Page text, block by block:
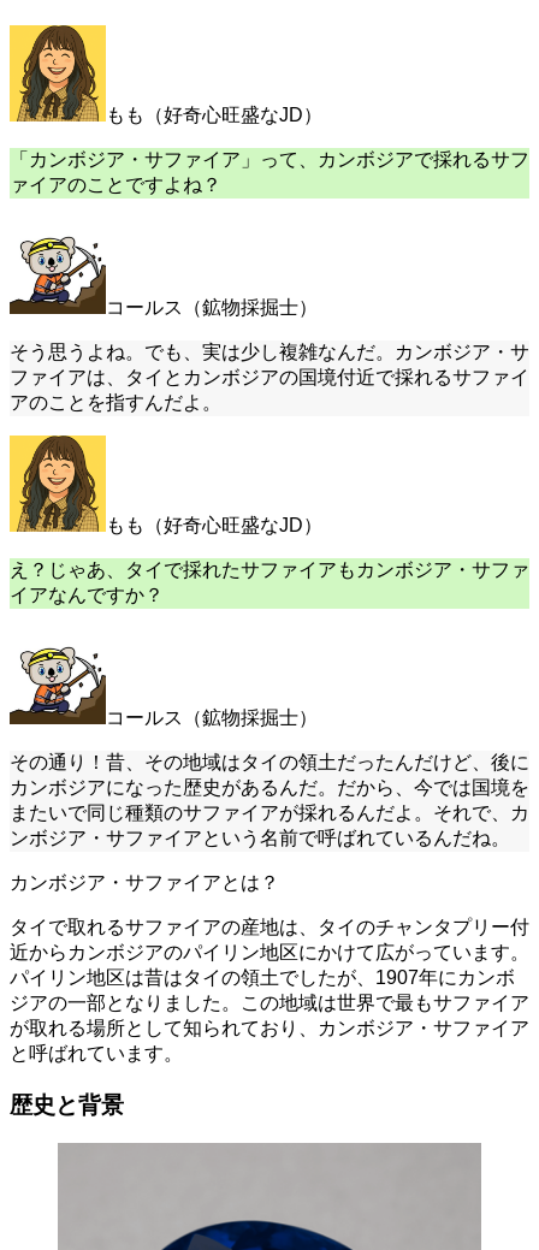
もも（好奇心旺盛なJD）
「カンボジア・サファイア」って、カンボジアで採れるサフ
ァイアのことですよね？
コールス（鉱物採掘士）
そう思うよね。でも、実は少し複雑なんだ。カンボジア・サ
ファイアは、タイとカンボジアの国境付近で採れるサファイ
アのことを指すんだよ。
もも（好奇心旺盛なJD）
え？じゃあ、タイで採れたサファイアもカンボジア・サファ
イアなんですか？
コールス（鉱物採掘士）
その通り！昔、その地域はタイの領土だったんだけど、後に
カンボジアになった歴史があるんだ。だから、今では国境を
またいで同じ種類のサファイアが採れるんだよ。それで、カ
ンボジア・サファイアという名前で呼ばれているんだね。
カンボジア・サファイアとは？
タイで取れるサファイアの産地は、タイのチャンタプリー付
近からカンボジアのパイリン地区にかけて広がっています。
パイリン地区は昔はタイの領土でしたが、1907年にカンボ
ジアの一部となりました。この地域は世界で最もサファイア
が取れる場所として知られており、カンボジア・サファイア
と呼ばれています。
歴史と背景